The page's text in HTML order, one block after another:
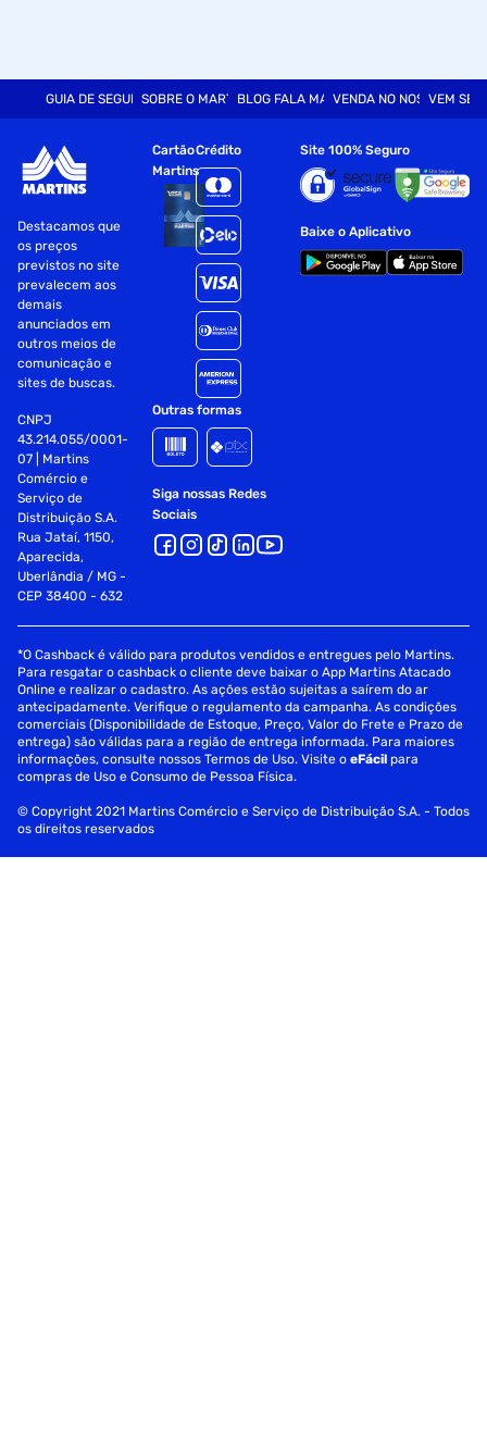
GUIA DE SEGURANÇASOBRE O MARTINSBLOG FALA MARTVENDA NO NOSSO SITE
VEM SER
Destacamos que
os preços
previstos no site
prevalecem aos
demais
anunciados em
outros meios de
comunicação e
sites de buscas.
CNPJ
43.214.055/0001-
07 | Martins
Comércio e
Serviço de
Distribuição S.A.
Rua Jataí, 1150,
Aparecida,
Uberlândia / MG -
CEP 38400 - 632
Cartão
Martins
Crédito
Outras formas
Siga nossas Redes
Sociais
Site 100% Seguro
Baixe o Aplicativo
*O Cashback é válido para produtos vendidos e entregues pelo Martins.
Para resgatar o cashback o cliente deve baixar o App Martins Atacado
Online e realizar o cadastro. As ações estão sujeitas a saírem do ar
antecipadamente. Verifique o regulamento da campanha. As condições
comerciais (Disponibilidade de Estoque, Preço, Valor do Frete e Prazo de
entrega) são válidas para a região de entrega informada. Para maiores
informações, consulte nossos Termos de Uso. Visite oeFácil para
compras de Uso e Consumo de Pessoa Física.
© Copyright 2021 Martins Comércio e Serviço de Distribuição S.A. - Todos
os direitos reservados